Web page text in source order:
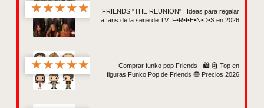
★★★★★
FRIENDS "THE REUNION" | Ideas para regalar
a fans de la serie de TV: F•R•I•E•N•D•S en 2026
★★★★★
Comprar funko pop Friends - 🛍️ 🗿 Top en
figuras Funko Pop de Friends 🔵 Precios 2026